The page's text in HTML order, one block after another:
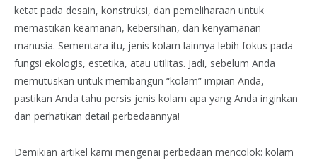
ketat pada desain, konstruksi, dan pemeliharaan untuk
memastikan keamanan, kebersihan, dan kenyamanan
manusia. Sementara itu, jenis kolam lainnya lebih fokus pada
fungsi ekologis, estetika, atau utilitas. Jadi, sebelum Anda
memutuskan untuk membangun “kolam” impian Anda,
pastikan Anda tahu persis jenis kolam apa yang Anda inginkan
dan perhatikan detail perbedaannya!
Demikian artikel kami mengenai perbedaan mencolok: kolam